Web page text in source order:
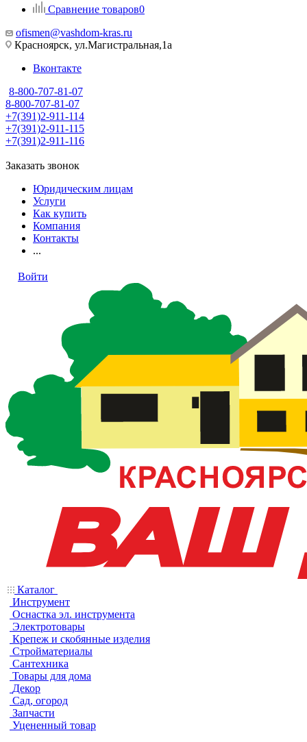
Сравнение товаров0
ofismen@vashdom-kras.ru
Красноярск, ул.Магистральная,1а
Вконтакте
8-800-707-81-07
8-800-707-81-07
+7(391)2-911-114
+7(391)2-911-115
+7(391)2-911-116
Заказать звонок
Юридическим лицам
Услуги
Как купить
Компания
Контакты
...
Войти
Каталог
Инструмент
Оснастка эл. инструмента
Электротовары
Крепеж и скобянные изделия
Стройматериалы
Сантехника
Товары для дома
Декор
Сад, огород
Запчасти
Уцененный товар